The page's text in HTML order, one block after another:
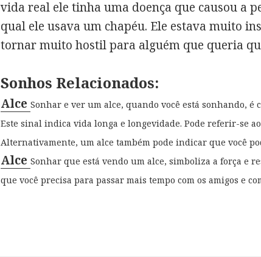
vida real ele tinha uma doença que causou a
qual ele usava um chapéu. Ele estava muito
tornar muito hostil para alguém que queria
Sonhos Relacionados:
AlceSonhar e ver um alce, quando você está sonhando, é
Este sinal indica vida longa e longevidade. Pode referir-se
Alternativamente, um alce também pode indicar que você
AlceSonhar que está vendo um alce, simboliza a força e
que você precisa para passar mais tempo com os amigos e